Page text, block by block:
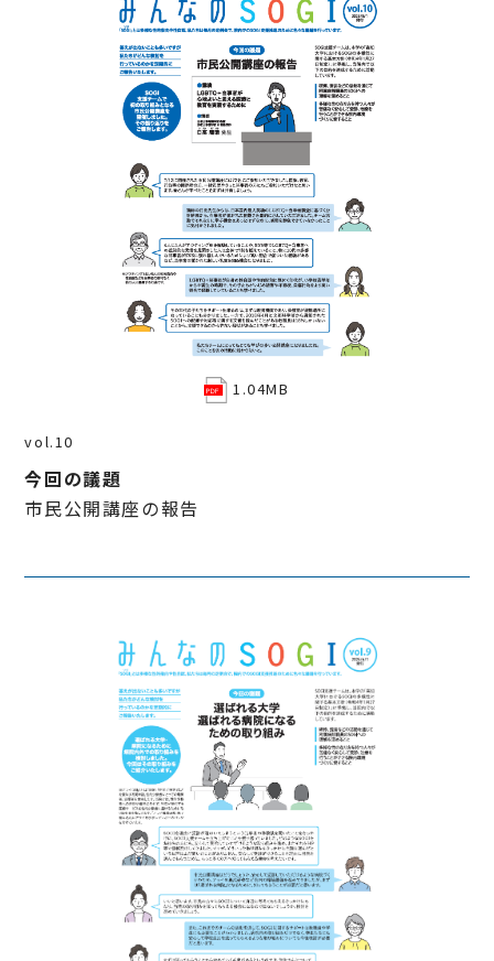
1.04MB
vol.10
今回の議題
市民公開講座の報告